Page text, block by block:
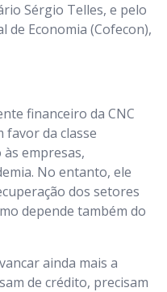
Sérgio Telles, e pelo
de Economia (Cofecon),
financeiro da CNC
favor da classe
empresas,
No entanto, ele
dos setores
depende também do
ainda mais a
de crédito, precisam